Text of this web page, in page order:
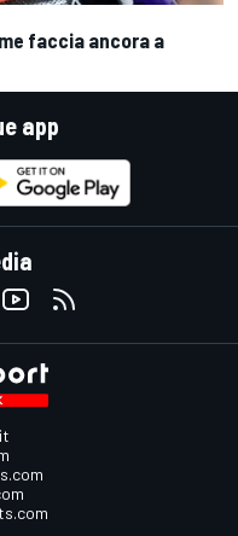
faccia ancora a
app